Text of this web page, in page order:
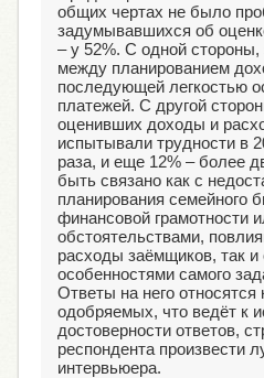
общих чертах не было
задумывавшихся об
– у 52%. С одной
между планированием
последующей легкостью
платежей. С другой
оценивших доходы и
испытывали трудности в
раза, и еще 12% – более
быть связано как с
планирования семейного
финансовой грамотности
обстоятельствами,
расходы заёмщиков, так
особенностями самого
Ответы на него относятся
одобряемых, что ведёт к
достоверности ответов,
респондента произвести
интервьюера.